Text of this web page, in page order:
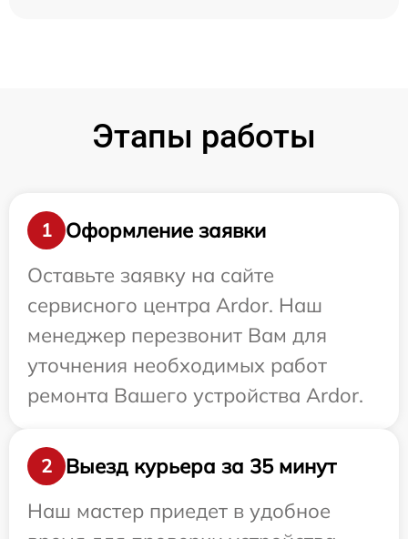
Этапы работы
1
Оформление заявки
Оставьте заявку на сайте
сервисного центра Ardor. Наш
менеджер перезвонит Вам для
уточнения необходимых работ
ремонта Вашего устройства Ardor.
2
Выезд курьера за 35 минут
Наш мастер приедет в удобное